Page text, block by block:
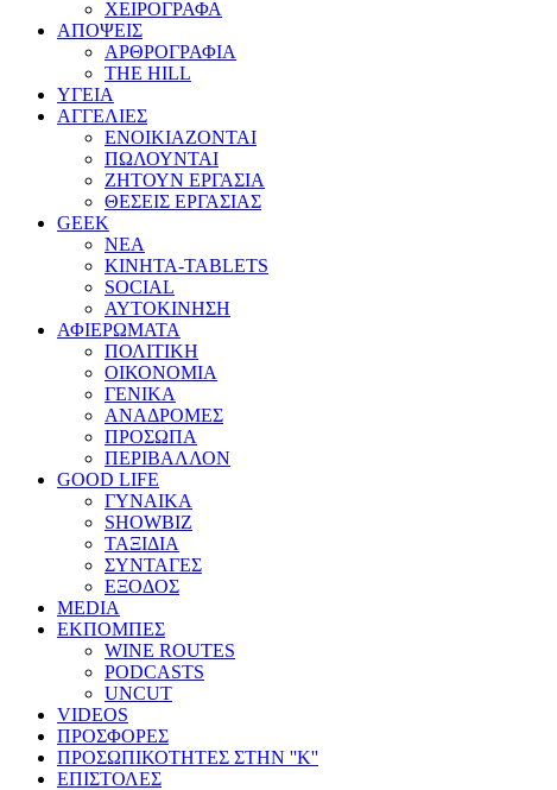
ΧΕΙΡΟΓΡΑΦΑ
ΑΠΟΨΕΙΣ
ΑΡΘΡΟΓΡΑΦΙΑ
THE HILL
ΥΓΕΙΑ
ΑΓΓΕΛΙΕΣ
ΕΝΟΙΚΙΑΖΟΝΤΑΙ
ΠΩΛΟΥΝΤΑΙ
ΖΗΤΟΥΝ ΕΡΓΑΣΙΑ
ΘΕΣΕΙΣ ΕΡΓΑΣΙΑΣ
GEEK
ΝΕΑ
ΚΙΝΗΤΑ-TABLETS
SOCIAL
ΑΥΤΟΚΙΝΗΣΗ
ΑΦΙΕΡΩΜΑΤΑ
ΠΟΛΙΤΙΚΗ
ΟΙΚΟΝΟΜΙΑ
ΓΕΝΙΚΑ
ΑΝΑΔΡΟΜΕΣ
ΠΡΟΣΩΠΑ
ΠΕΡΙΒΑΛΛΟΝ
GOOD LIFE
ΓΥΝΑΙΚΑ
SHOWBIZ
ΤΑΞΙΔΙΑ
ΣΥΝΤΑΓΕΣ
ΕΞΟΔΟΣ
MEDIA
ΕΚΠΟΜΠΕΣ
WINE ROUTES
PODCASTS
UNCUT
VIDEOS
ΠΡΟΣΦΟΡΕΣ
ΠΡΟΣΩΠΙΚΟΤΗΤΕΣ ΣΤΗΝ ''Κ''
ΕΠΙΣΤΟΛΕΣ